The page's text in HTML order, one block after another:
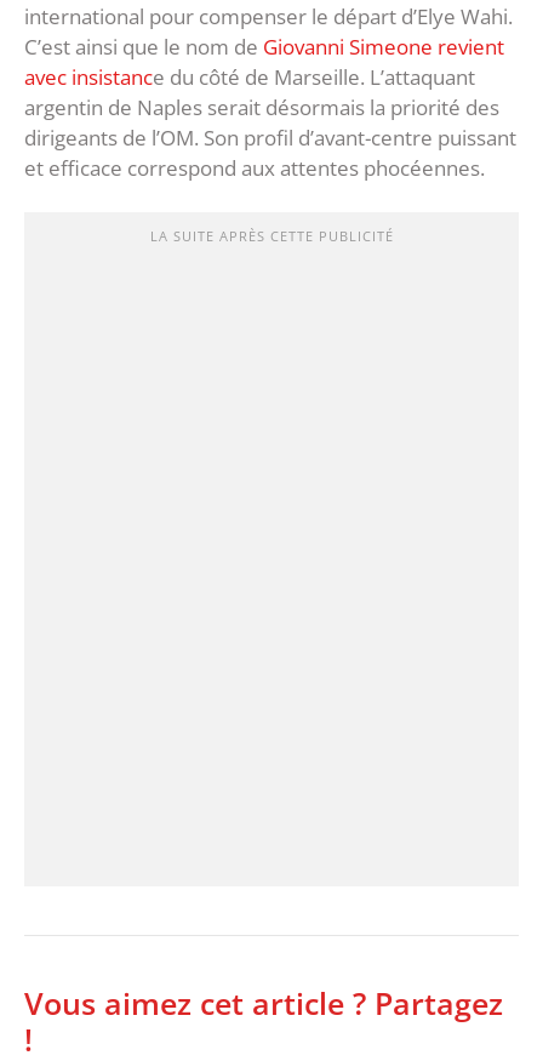
international pour compenser le départ d’Elye Wahi.
C’est ainsi que le nom de Giovanni Simeone revient
avec insistance du côté de Marseille. L’attaquant
argentin de Naples serait désormais la priorité des
dirigeants de l’OM. Son profil d’avant-centre puissant
et efficace correspond aux attentes phocéennes.
LA SUITE APRÈS CETTE PUBLICITÉ
Vous aimez cet article ? Partagez
!